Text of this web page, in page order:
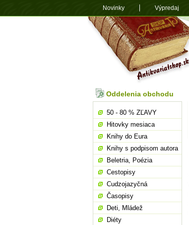
Oddelenia obchodu
50 - 80 % ZĽAVY
Hitovky mesiaca
Knihy do Eura
Knihy s podpisom autora
Beletria, Poézia
Cestopisy
Cudzojazyčná
Časopisy
Deti, Mládež
Diéty
Novinky Výpredaj